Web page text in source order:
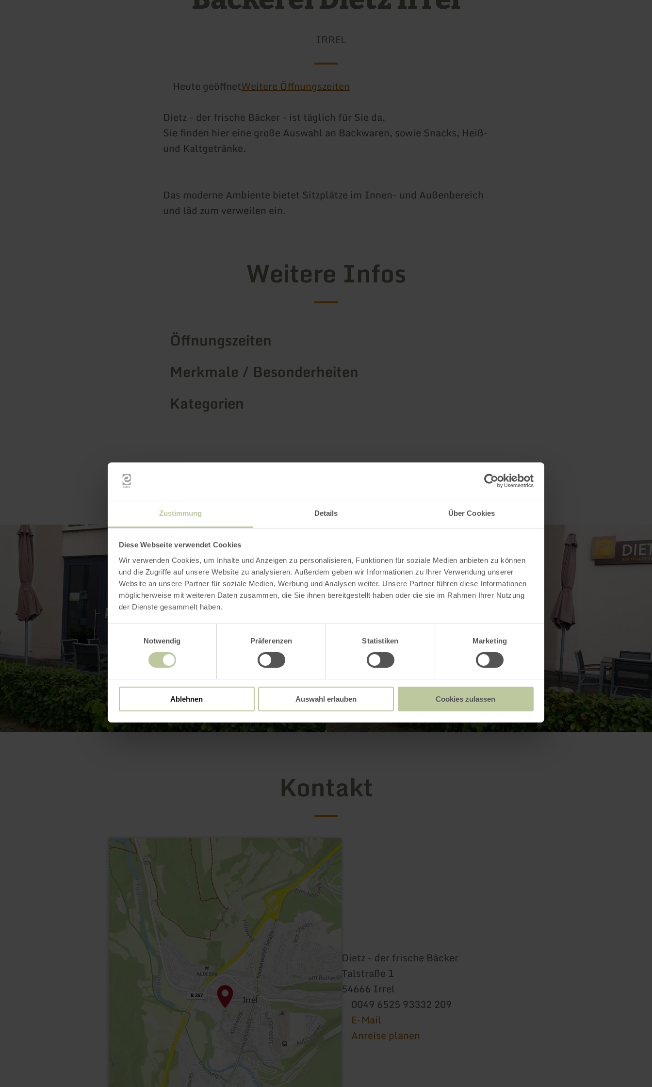
Zustimmung Details Über Cookies
Diese Webseite verwendet Cookies
Wir verwenden Cookies, um Inhalte und Anzeigen zu personalisieren, Funktionen für soziale Medien anbieten zu können
und die Zugriffe auf unsere Website zu analysieren. Außerdem geben wir Informationen zu Ihrer Verwendung unserer
Website an unsere Partner für soziale Medien, Werbung und Analysen weiter. Unsere Partner führen diese Informationen
möglicherweise mit weiteren Daten zusammen, die Sie ihnen bereitgestellt haben oder die sie im Rahmen Ihrer Nutzung
der Dienste gesammelt haben.
Notwendig
Präferenzen Statistiken Marketing
Ablehnen Auswahl erlauben Cookies zulassen
IRREL
Heute geöffnetWeitere Öffnungszeiten
Dietz - der frische Bäcker - ist täglich für Sie da.
Sie finden hier eine große Auswahl an Backwaren, sowie Snacks, Heiß-
und Kaltgetränke.
Das moderne Ambiente bietet Sitzplätze im Innen- und Außenbereich
und läd zum verweilen ein.
Weitere Infos
Öffnungszeiten
Merkmale / Besonderheiten
Kategorien
Impressionen
Kontakt
Dietz - der frische Bäcker
Talstraße 1
54666 Irrel
0049 6525 93332 209
E-Mail
Anreise planen